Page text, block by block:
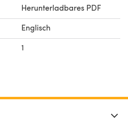
Herunterladbares PDF
Englisch
1